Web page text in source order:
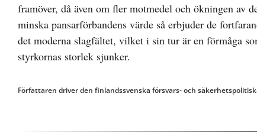
framöver, då även om fler motmedel och ökningen av
minska pansarförbandens värde så erbjuder de
det moderna slagfältet, vilket i sin tur är en förmåga
styrkornas storlek sjunker.
Författaren driver den finlandssvenska försvars- och